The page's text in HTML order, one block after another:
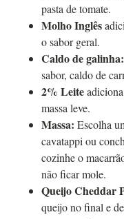
pasta de tomate.
Molho Inglês
o sabor geral.
Caldo de galinha:
sabor, caldo de
2% Leite
massa leve.
Massa: Escolha
cavatappi ou
cozinhe o
não ficar mole.
Queijo Cheddar
queijo no final e